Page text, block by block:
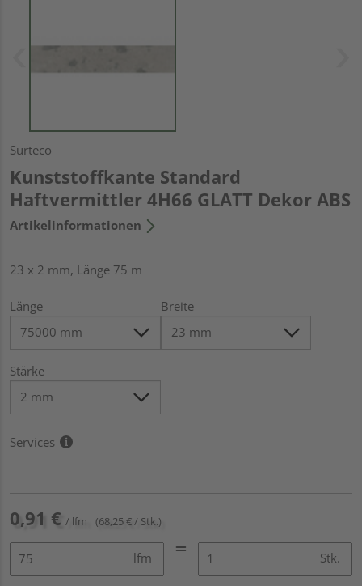
Surteco
Kunststoffkante Standard
Haftvermittler 4H66 GLATT Dekor ABS
Artikelinformationen
23 x 2 mm, Länge 75 m
Länge Breite
Stärke
Services
0,91 € / lfm (68,25 € / Stk.)
lfm Stk.